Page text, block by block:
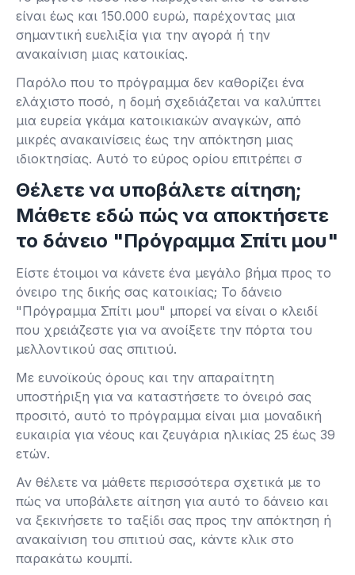
είναι έως και 150.000 ευρώ, παρέχοντας μια
σημαντική ευελιξία για την αγορά ή την
ανακαίνιση μιας κατοικίας.
Παρόλο που το πρόγραμμα δεν καθορίζει ένα
ελάχιστο ποσό, η δομή σχεδιάζεται να καλύπτει
μια ευρεία γκάμα κατοικιακών αναγκών, από
μικρές ανακαινίσεις έως την απόκτηση μιας
ιδιοκτησίας. Αυτό το εύρος ορίου επιτρέπει σ
Θέλετε να υποβάλετε αίτηση;
Μάθετε εδώ πώς να αποκτήσετε
το δάνειο "Πρόγραμμα Σπίτι μου"
Είστε έτοιμοι να κάνετε ένα μεγάλο βήμα προς το
όνειρο της δικής σας κατοικίας; Το δάνειο
"Πρόγραμμα Σπίτι μου" μπορεί να είναι ο κλειδί
που χρειάζεστε για να ανοίξετε την πόρτα του
μελλοντικού σας σπιτιού.
Με ευνοϊκούς όρους και την απαραίτητη
υποστήριξη για να καταστήσετε το όνειρό σας
προσιτό, αυτό το πρόγραμμα είναι μια μοναδική
ευκαιρία για νέους και ζευγάρια ηλικίας 25 έως 39
ετών.
Αν θέλετε να μάθετε περισσότερα σχετικά με το
πώς να υποβάλετε αίτηση για αυτό το δάνειο και
να ξεκινήσετε το ταξίδι σας προς την απόκτηση ή
ανακαίνιση του σπιτιού σας, κάντε κλικ στο
παρακάτω κουμπί.